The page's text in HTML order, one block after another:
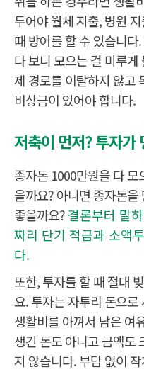
두어야 월세 지출, 병원
때 방어를 할 수 있습니
다 보니 모으는 걸 미루
제 경로를 이탈하지 않고
비상금이 있어야 합니다.
저축이 먼저? 투자가
종자돈 1000만원을 다
을까요? 아니면 종자돈
좋을까요?결론부터 말
짜리 단기 적금과 소액
다.
또한, 투자를 할 때 절대
요. 투자는 자투리 돈으
생활비를 아껴서 남은 여
생긴 돈도 아니고 금액도
지 않습니다. 부담 없이